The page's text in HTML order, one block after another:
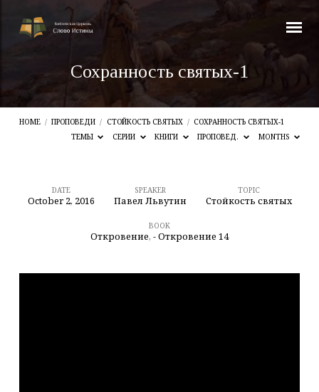
Сохранность святых-1
HOME / ПРОПОВЕДИ / СТОЙКОСТЬ СВЯТЫХ / СОХРАННОСТЬ СВЯТЫХ-1
ТЕМЫ
СЕРИИ КНИГИ ПРОПОВЕД. MONTHS
Сохранность
святых-1
DATE
October 2, 2016
SPEAKER
Павел Львутин
TOPIC
Стойкость святых
BOOK
Откровение, - Откровение 14